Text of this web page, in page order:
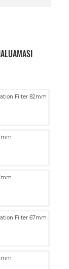
Filter 82mm
Filter 67mm